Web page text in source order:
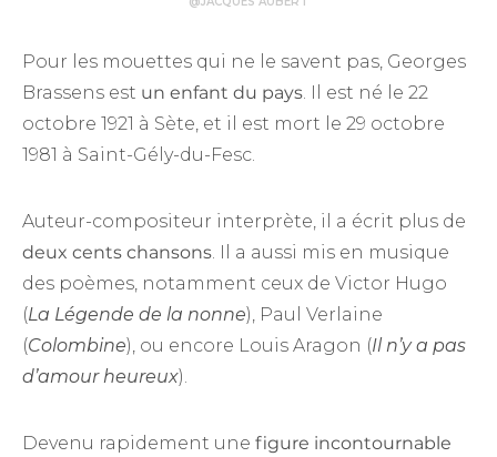
Pour les mouettes qui ne le savent pas, Georges
Brassens est un enfant du pays. Il est né le 22
octobre 1921 à Sète, et il est mort le 29 octobre
1981 à Saint-Gély-du-Fesc.
Auteur-compositeur interprète, il a écrit plus de
deux cents chansons. Il a aussi mis en musique
des poèmes, notamment ceux de Victor Hugo
(La Légende de la nonne), Paul Verlaine
(Colombine), ou encore Louis Aragon (Il n’y a pas
d’amour heureux).
Devenu rapidement une figure incontournable